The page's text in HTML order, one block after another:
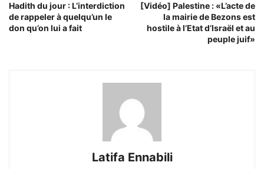
Hadith du jour : L’interdiction
de rappeler à quelqu’un le
don qu’on lui a fait
[Vidéo] Palestine : «L’acte de
la mairie de Bezons est
hostile à l’Etat d’Israël et au
peuple juif»
Latifa Ennabili